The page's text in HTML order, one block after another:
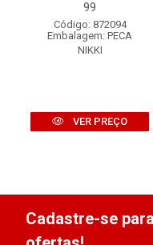
99
Código: 872094
Embalagem: PECA
NIKKI
VER PREÇO
Cadastre-se